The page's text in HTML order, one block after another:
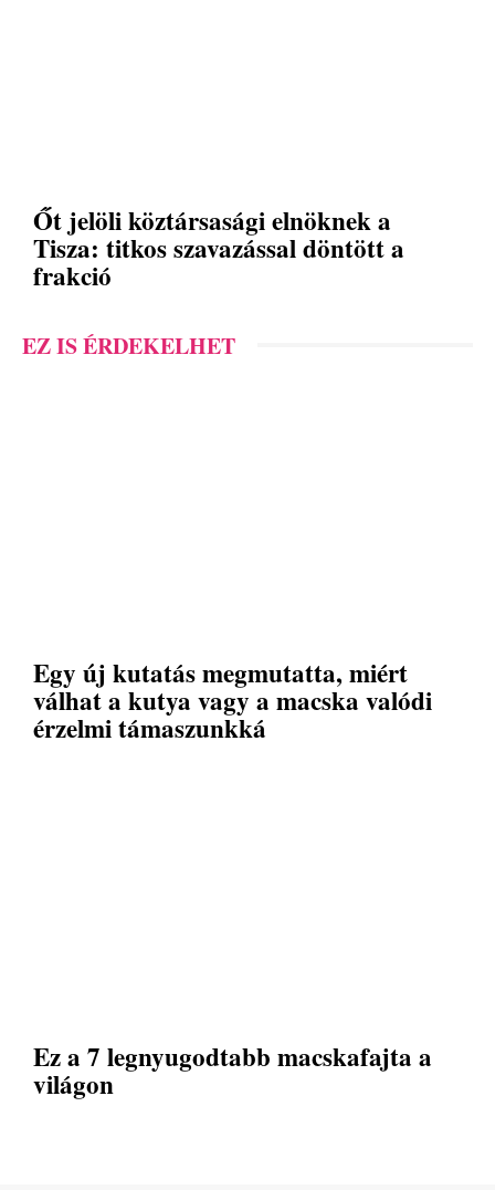
Őt jelöli köztársasági elnöknek a
Tisza: titkos szavazással döntött a
frakció
EZ IS ÉRDEKELHET
Egy új kutatás megmutatta, miért
válhat a kutya vagy a macska valódi
érzelmi támaszunkká
Ez a 7 legnyugodtabb macskafajta a
világon